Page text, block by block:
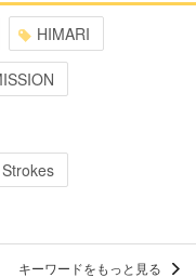
HIMARI
キーワードをもっと見る